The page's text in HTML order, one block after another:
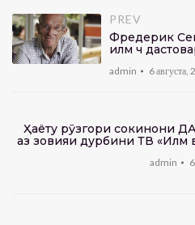
PREV
Фредерик
илм чӣ
admin 6 августа,
Ҳаёту рӯзгори сокинони
аз зовияи дурбини ТВ «Илм
admin